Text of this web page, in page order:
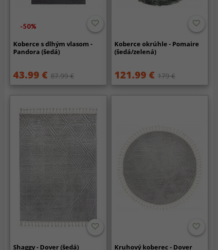
-50%
Koberce s dlhým vlasom -
Pandora (šedá)
43.99 € 87.99 €
Koberce okrúhle - Pomaire
(šedá/zelená)
121.99 € 179 €
Shaggy - Dover (šedá)
Kruhový koberec - Dover